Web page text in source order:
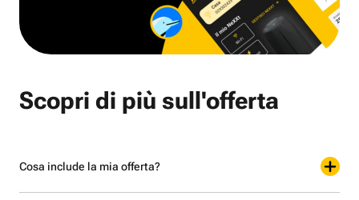
Scopri di più sull'offerta
Cosa include la mia offerta?